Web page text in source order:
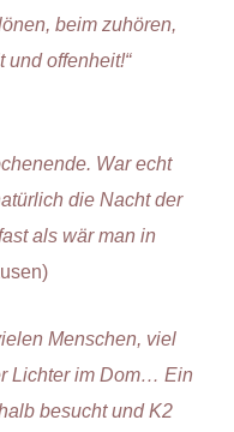
beim zuhören,
offenheit!“
War echt
die Nacht der
als wär man in
Menschen, viel
Lichter im Dom… Ein
besucht und K2